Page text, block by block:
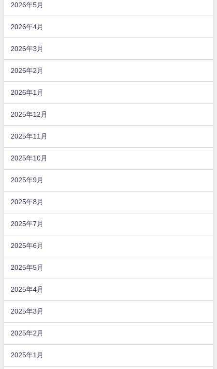
2026年5月
2026年4月
2026年3月
2026年2月
2026年1月
2025年12月
2025年11月
2025年10月
2025年9月
2025年8月
2025年7月
2025年6月
2025年5月
2025年4月
2025年3月
2025年2月
2025年1月